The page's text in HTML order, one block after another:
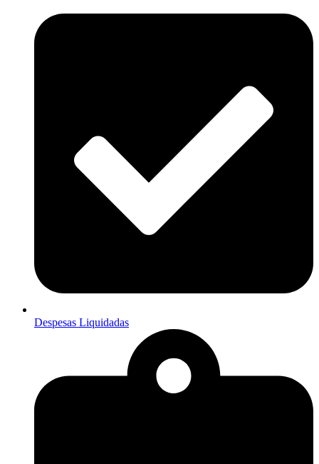
Despesas Liquidadas